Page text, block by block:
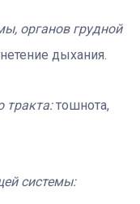
органов грудной
дыхания.
тракта:тошнота,
системы: